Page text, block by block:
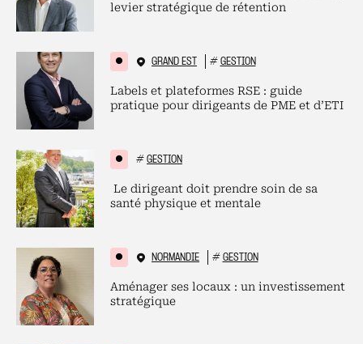
levier stratégique de rétention
GRAND EST # GESTION
Labels et plateformes RSE : guide
pratique pour dirigeants de PME et d’ETI
# GESTION
Le dirigeant doit prendre soin de sa
santé physique et mentale
NORMANDIE # GESTION
Aménager ses locaux : un investissement
stratégique